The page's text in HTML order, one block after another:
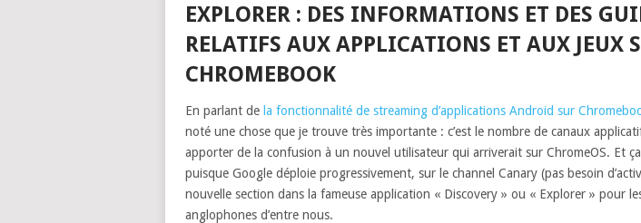
EXPLORER : DES INFORMATIONS ET DES
RELATIFS AUX APPLICATIONS ET AUX JEUX
CHROMEBOOK
En parlant de la fonctionnalité de streaming d’applications Android sur
noté une chose que je trouve très importante : c’est le nombre de canaux
apporter de la confusion à un nouvel utilisateur qui arriverait sur ChromeOS. Et
puisque Google déploie progressivement, sur le channel Canary (pas besoin
nouvelle section dans la fameuse application « Discovery » ou « Explorer » pour
anglophones d’entre nous.